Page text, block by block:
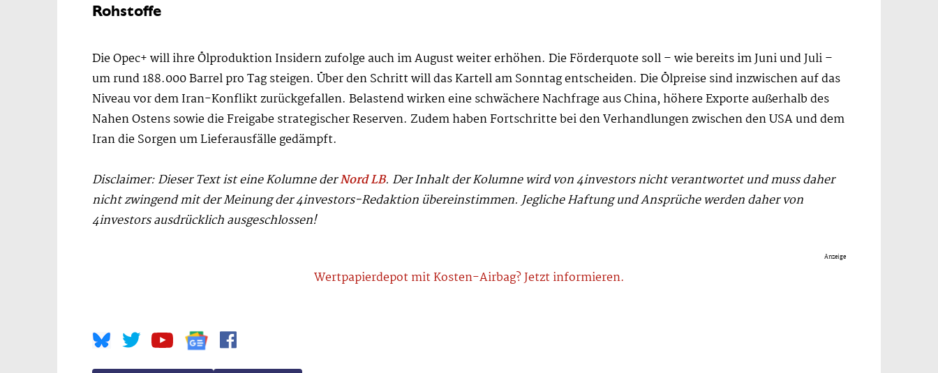
Rohstoffe
Die Opec+ will ihre Ölproduktion Insidern zufolge auch im August weiter erhöhen. Die Förderquote soll – wie bereits im Juni und Juli –
um rund 188.000 Barrel pro Tag steigen. Über den Schritt will das Kartell am Sonntag entscheiden. Die Ölpreise sind inzwischen auf das
Niveau vor dem Iran-Konflikt zurückgefallen. Belastend wirken eine schwächere Nachfrage aus China, höhere Exporte außerhalb des
Nahen Ostens sowie die Freigabe strategischer Reserven. Zudem haben Fortschritte bei den Verhandlungen zwischen den USA und dem
Iran die Sorgen um Lieferausfälle gedämpft.
Disclaimer: Dieser Text ist eine Kolumne derNord LB. Der Inhalt der Kolumne wird von 4investors nicht verantwortet und muss daher
nicht zwingend mit der Meinung der 4investors-Redaktion übereinstimmen. Jegliche Haftung und Ansprüche werden daher von
4investors ausdrücklich ausgeschlossen!
Anzeige
Wertpapierdepot mit Kosten-Airbag? Jetzt informieren.